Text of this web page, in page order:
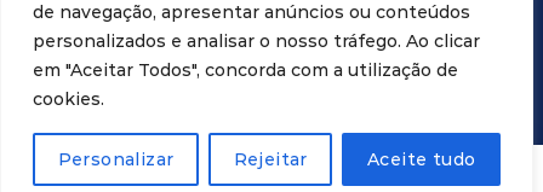
de navegação, apresentar anúncios ou conteúdos
personalizados e analisar o nosso tráfego. Ao clicar
em "Aceitar Todos", concorda com a utilização de
cookies.
Personalizar Rejeitar Aceite tudo
Todos os direitos reservados. Propriedade da Ravagnani Dental